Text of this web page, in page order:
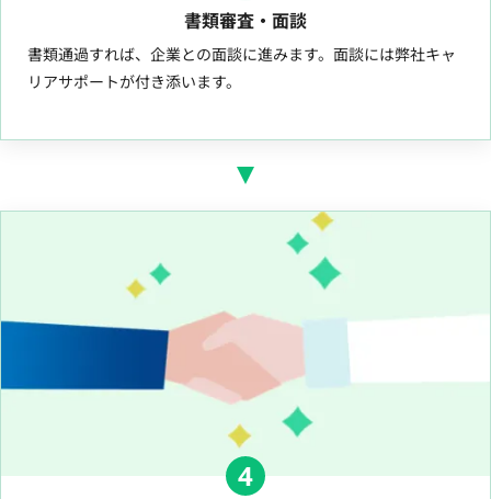
書類審査・面談
書類通過すれば、企業との面談に進みます。面談には弊社キャ
リアサポートが付き添います。
4